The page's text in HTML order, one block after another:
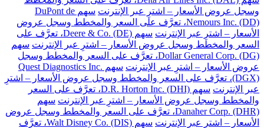
وسجل عروض الأسعار – اشترِ عبر الإنترنت
سهم DuPont de
Nemours Inc. (DD)، تعرَّف على السعر والمخطط وسجل عروض
الأسعار – اشترِ عبر الإنترنت
سهم Deere & Co. (DE)، تعرَّف على
السعر والمخطط وسجل عروض الأسعار – اشترِ عبر الإنترنت سهم
Dollar General Corp. (DG)، تعرَّف على السعر والمخطط وسجل
عروض الأسعار – اشترِ عبر الإنترنت
سهم Quest Diagnostics Inc.
(DGX)، تعرَّف على السعر والمخطط وسجل عروض الأسعار – اشترِ
عبر الإنترنت
سهم D.R. Horton Inc. (DHI)، تعرَّف على السعر
والمخطط وسجل عروض الأسعار – اشترِ عبر الإنترنت سهم
Danaher Corp. (DHR)، تعرَّف على السعر والمخطط وسجل عروض
الأسعار – اشترِ عبر الإنترنت
سهم Walt Disney Co. (DIS)، تعرَّف